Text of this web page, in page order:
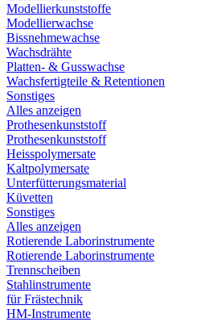
Modellierkunststoffe
Modellierwachse
Bissnehmewachse
Wachsdrähte
Platten- & Gusswachse
Wachsfertigteile & Retentionen
Sonstiges
Alles anzeigen
Prothesenkunststoff
Prothesenkunststoff
Heisspolymersate
Kaltpolymersate
Unterfütterungsmaterial
Küvetten
Sonstiges
Alles anzeigen
Rotierende Laborinstrumente
Rotierende Laborinstrumente
Trennscheiben
Stahlinstrumente
für Frästechnik
HM-Instrumente